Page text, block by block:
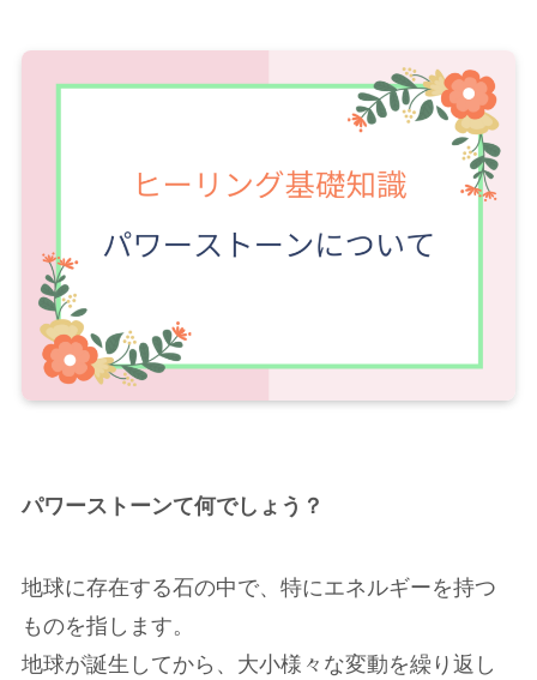
パワーストーンて何でしょう？
地球に存在する石の中で、特にエネルギーを持つ
ものを指します。
地球が誕生してから、大小様々な変動を繰り返し